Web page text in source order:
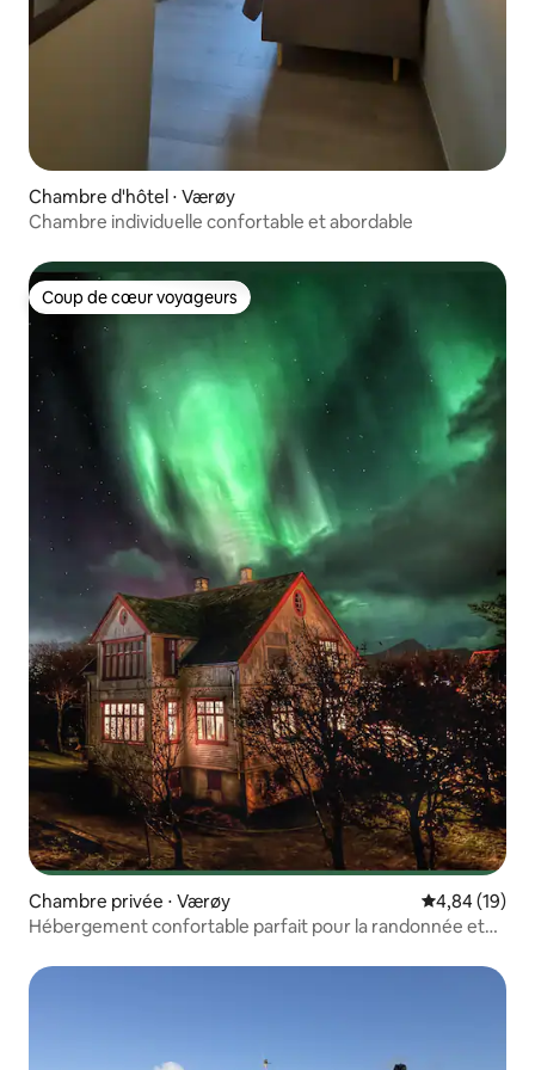
Chambre d'hôtel ⋅ Værøy
Chambre individuelle confortable et abordable
Coup de cœur voyageurs
Coup de cœur voyageurs
Chambre privée ⋅ Værøy Évaluation
4,84 (19)
Hébergement confortable parfait pour la randonnée et